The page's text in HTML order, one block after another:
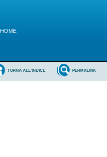
HOME
PERMALINK
TORNA ALL'INDICE